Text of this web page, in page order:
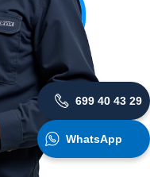
699 40 43 29
WhatsApp